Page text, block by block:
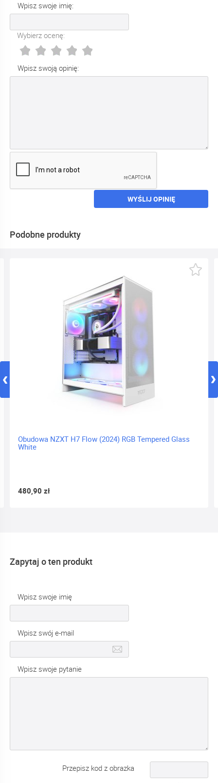
Wpisz swoje imię:
Wybierz ocenę:
Wpisz swoją opinię:
WYŚLIJ OPINIĘ
Podobne produkty
Obudowa NZXT H7 Flow (2024) RGB Tempered Glass
White
480,90 zł
Zapytaj o ten produkt
Wpisz swoje imię
Wpisz swój e-mail
Wpisz swoje pytanie
Przepisz kod z obrazka